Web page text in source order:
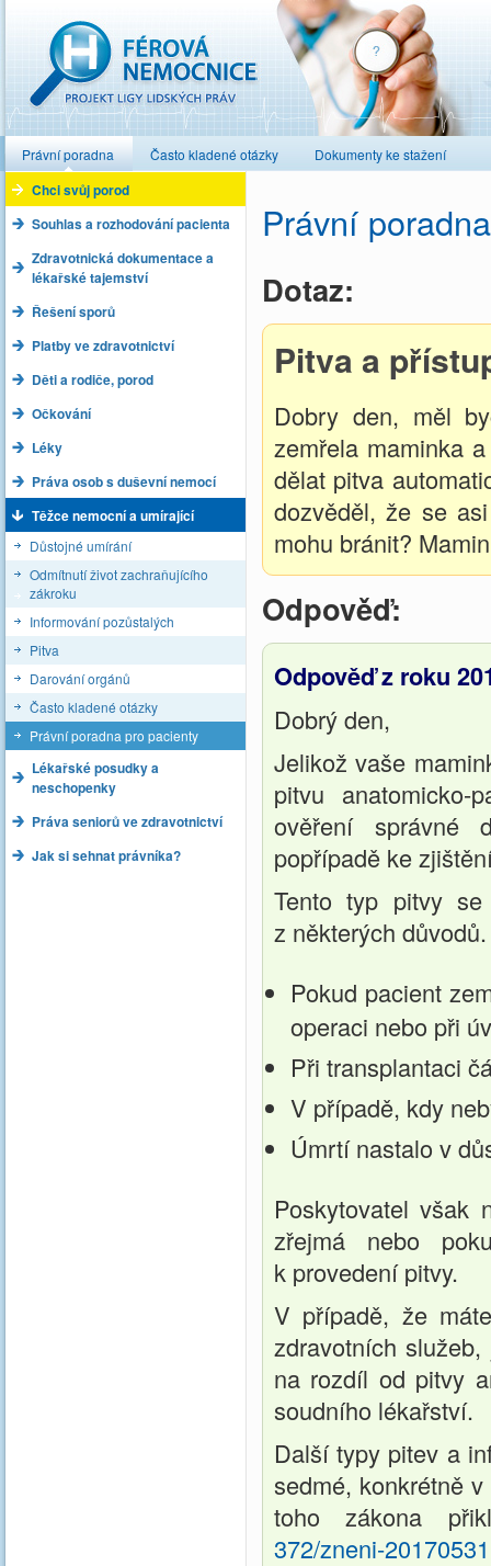
Právní poradna Často kladené otázky Dokumenty ke stažení
Chci svůj porod
Souhlas a rozhodování pacienta
Zdravotnická dokumentace a
lékařské tajemství
Řešení sporů
Platby ve zdravotnictví
Děti a rodiče, porod
Očkování
Léky
Práva osob s duševní nemocí
Těžce nemocní a umírající
Důstojné umírání
Odmítnutí život zachraňujícího
zákroku
Informování pozůstalých
Pitva
Darování orgánů
Často kladené otázky
Právní poradna pro pacienty
Lékařské posudky a
neschopenky
Práva seniorů ve zdravotnictví
Jak si sehnat právníka?
Právní
Dotaz:
Pitva a
Dobry den, měl
zemřela maminka
dělat pitva
dozvěděl, že se
mohu bránit?
Odpověď:
Odpověď z roku
Dobrý den,
Jelikož vaše
pitvu
ověření správné
popřípadě ke
Tento typ pitvy
z některých
Pokud pacient
operaci nebo při
Při transplantaci
V případě, kdy
Úmrtí nastalo v
Poskytovatel však
zřejmá nebo
k provedení pitvy.
V případě, že
zdravotních
na rozdíl od pitvy
soudního lékařství.
Další typy pitev a
sedmé, konkrétně
toho zákona
372/zneni-20170531